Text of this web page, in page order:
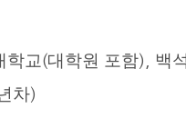
학교 (대학원 포함),
백
차)